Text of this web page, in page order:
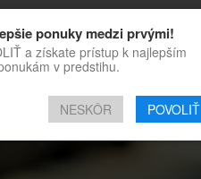
REGIÓNY
ponuky medzi prvými!
a získate prístup k najlepším
v predstihu.
NESKÔR POVOLIŤ